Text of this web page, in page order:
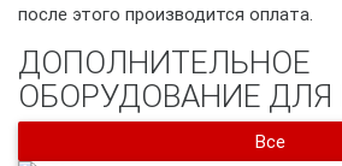
после этого производится оплата.
ДОПОЛНИТЕЛЬНОЕ
ОБОРУДОВАНИЕ
Все